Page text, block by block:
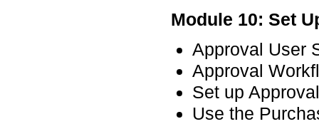
Module 10: Set
Approval User
Approval
Set up
Use the